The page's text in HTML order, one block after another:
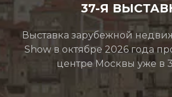
37-Я
Выставка зарубежной
Show в октябре 2026 года
центре Москвы уже в